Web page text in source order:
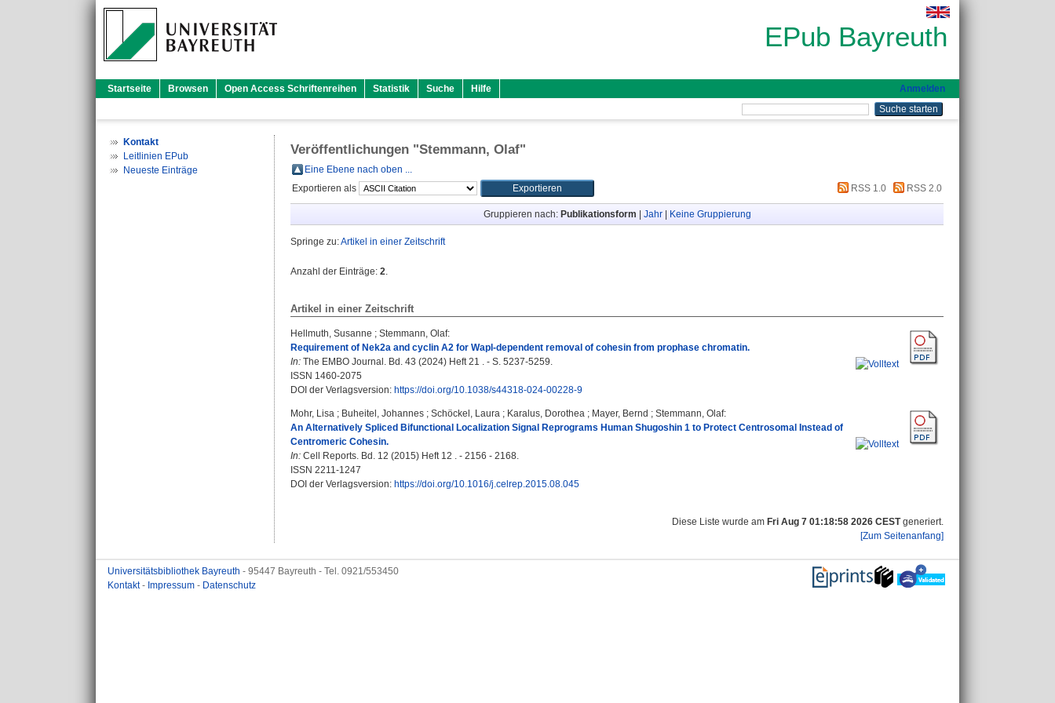
EPub Bayreuth
Startseite Browsen Open Access Schriftenreihen Statistik Suche Hilfe Anmelden
Kontakt
Leitlinien EPub
Neueste Einträge
Veröffentlichungen "Stemmann, Olaf"
Eine Ebene nach oben ...
Exportieren als
RSS 1.0 RSS 2.0
Gruppieren nach: Publikationsform Jahr| Keine Gruppierung
Springe zu:Artikel in einer Zeitschrift
Anzahl der Einträge: 2.
Artikel in einer Zeitschrift
Hellmuth, Susanne ; Stemmann, Olaf:
Requirement of Nek2a and cyclin A2 for Wapl-dependent removal of cohesin from prophase chromatin.
In: The EMBO Journal. Bd. 43 (2024) Heft 21 . - S. 5237-5259.
ISSN 1460-2075
DOI der Verlagsversion: https://doi.org/10.1038/s44318-024-00228-9
Mohr, Lisa ; Buheitel, Johannes ; Schöckel, Laura ; Karalus, Dorothea ; Mayer, Bernd ; Stemmann, Olaf:
An Alternatively Spliced Bifunctional Localization Signal Reprograms Human Shugoshin 1 to Protect Centrosomal Instead of
Centromeric Cohesin.
In: Cell Reports. Bd. 12 (2015) Heft 12 . - 2156 - 2168.
ISSN 2211-1247
DOI der Verlagsversion: https://doi.org/10.1016/j.celrep.2015.08.045
Diese Liste wurde am Fri Aug 7 01:18:58 2026 CESTgeneriert.
[Zum Seitenanfang]
Universitätsbibliothek Bayreuth - 95447 Bayreuth - Tel. 0921/553450
Kontakt- Impressum - Datenschutz